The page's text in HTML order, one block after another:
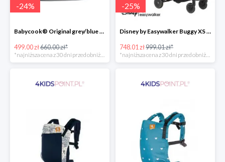
-24%
Babycook® Original grey/blue Beaba
499.00 zł660.00 zł*
*najniższa cena z 30 dni przed obniżką
-25%
Disney by Easywalker Buggy XS Wózek spacerowy z osłonką przeciwdeszczową Mickey Shield
748.01 zł999.01 zł*
*najniższa cena z 30 dni przed obniżką